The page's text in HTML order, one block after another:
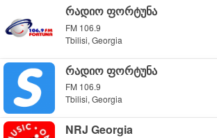
რადიო ფორტუნა
FM 106.9
Tbilisi, Georgia
რადიო ფორტუნა
FM 106.9
Tbilisi, Georgia
NRJ Georgia